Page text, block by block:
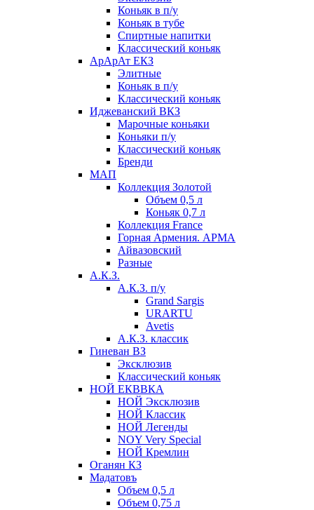
Коньяк в п/у
Коньяк в тубе
Спиртные напитки
Классический коньяк
АрАрАт ЕКЗ
Элитные
Коньяк в п/у
Классический коньяк
Иджеванский ВКЗ
Марочные коньяки
Коньяки п/у
Классический коньяк
Бренди
МАП
Коллекция Золотой
Объем 0,5 л
Коньяк 0,7 л
Коллекция France
Горная Армения. АРМА
Айвазовский
Разные
А.К.З.
А.К.З. п/у
Grand Sargis
URARTU
Avetis
А.К.З. классик
Гиневан ВЗ
Эксклюзив
Классический коньяк
НОЙ ЕКВВКА
НОЙ Эксклюзив
НОЙ Классик
НОЙ Легенды
NOY Very Speсial
НОЙ Кремлин
Оганян КЗ
Мадатовъ
Объем 0,5 л
Объем 0,75 л